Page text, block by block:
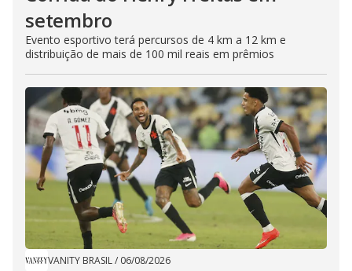
setembro
Evento esportivo terá percursos de 4 km a 12 km e
distribuição de mais de 100 mil reais em prêmios
VANITY BRASIL/ 06/08/2026